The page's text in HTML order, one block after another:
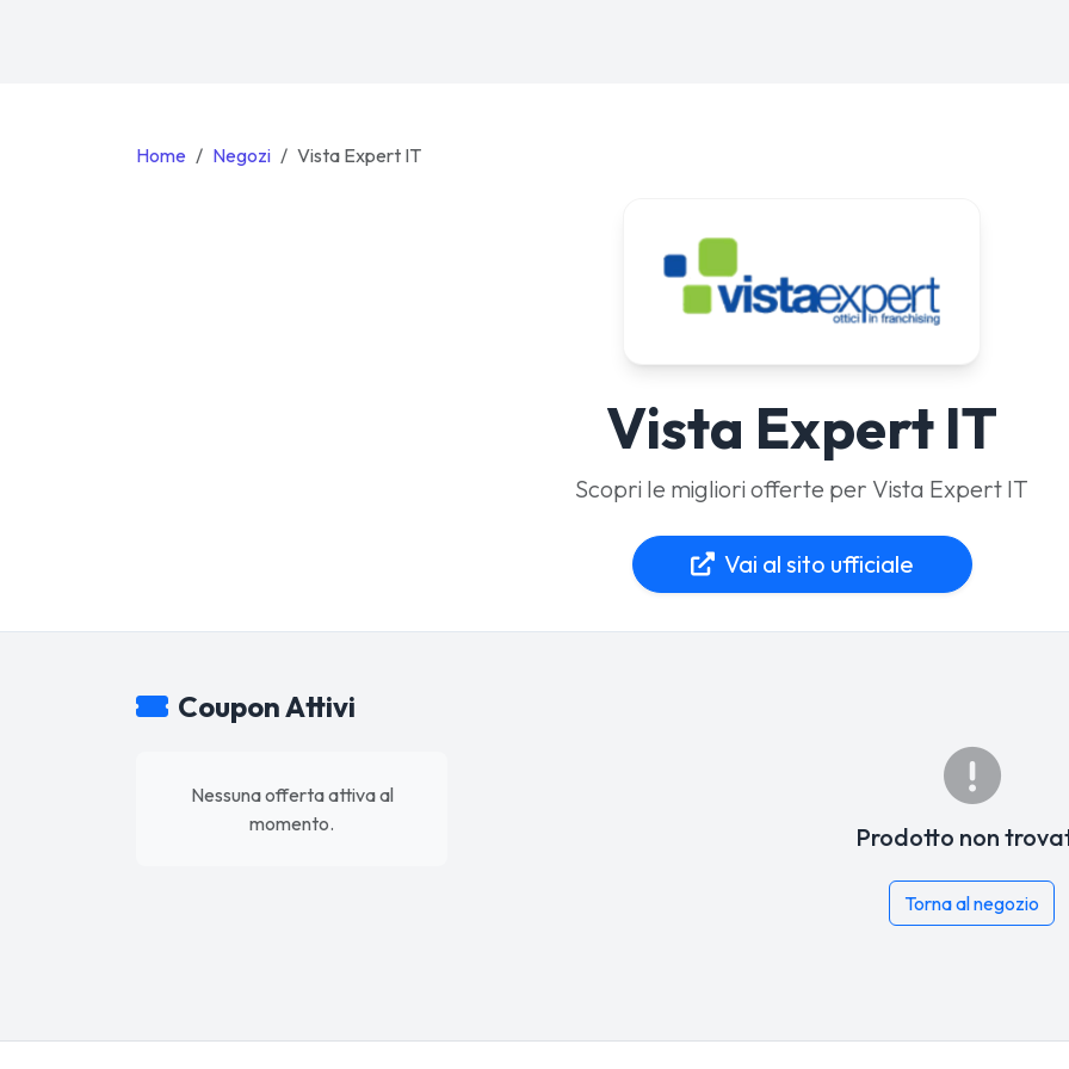
Home Negozi Vista Expert IT
Vista Expert IT
Scopri le migliori offerte per Vista Expert IT
Vai al sito ufficiale
Coupon Attivi
Nessuna offerta attiva al
momento.
Prodotto non
Torna al negozio